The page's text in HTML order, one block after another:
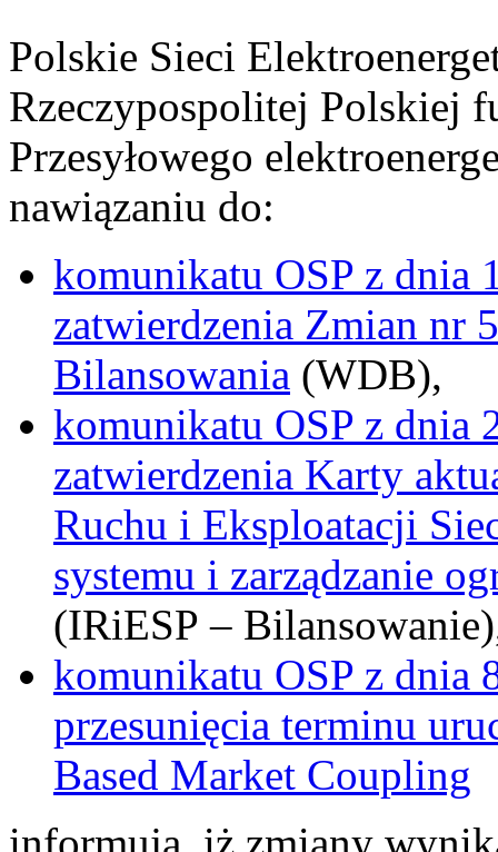
Polskie Sieci
Rzeczypospolitej Polskiej
Przesyłowego
nawiązaniu do:
komunikatu OSP z dnia
zatwierdzenia Zmian nr
Bilansowania (WDB),
komunikatu OSP z dnia
zatwierdzenia Karty
Ruchu i Eksploatacji
systemu i zarządzanie
(IRiESP –
komunikatu OSP z dnia
przesunięcia terminu
Based Market Coupling